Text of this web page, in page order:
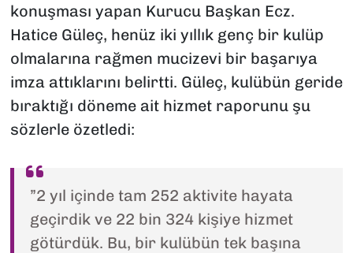
konuşması yapan Kurucu Başkan Ecz.
Hatice Güleç, henüz iki yıllık genç bir kulüp
olmalarına rağmen mucizevi bir başarıya
imza attıklarını belirtti. Güleç, kulübün geride
bıraktığı döneme ait hizmet raporunu şu
sözlerle özetledi:
”2 yıl içinde tam 252 aktivite hayata
geçirdik ve 22 bin 324 kişiye hizmet
götürdük. Bu, bir kulübün tek başına